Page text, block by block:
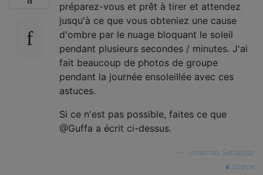
préparez-vous et prêt à tirer et attendez
jusqu'à ce que vous obteniez une cause
d'ombre par le nuage bloquant le soleil
pendant plusieurs secondes / minutes. J'ai
fait beaucoup de photos de groupe
pendant la journée ensoleillée avec ces
astuces.
Si ce n'est pas possible, faites ce que
@Guffa a écrit ci-dessus.
Johannes Setiabudi
source